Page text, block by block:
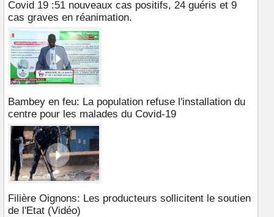
Covid 19 :51 nouveaux cas positifs, 24 guéris et 9
cas graves en réanimation.
Bambey en feu: La population refuse l'installation du
centre pour les malades du Covid-19
Filière Oignons: Les producteurs sollicitent le soutien
de l'Etat (Vidéo)